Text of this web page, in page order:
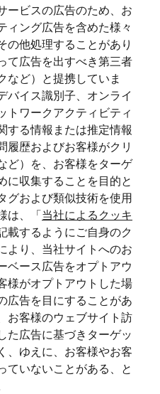
ービスの広告のため、お
ィング広告を含めた様々
の他処理することがあり
て広告を出すべき第三者
など）と提携していま
バイス識別子、オンライ
トワークアクティビティ
する情報または推定情報
履歴およびお客様がクリ
ど）を、お客様をターゲ
に収集することを目的と
グおよび類似技術を使用
は、「当社によるクッキ
載するようにご自身のク
より、当社サイトへのお
ベース広告をオプトアウ
様がオプトアウトした場
広告を目にすることがあ
お客様のウェブサイト訪
た広告に基づきターゲッ
、ゆえに、お客様やお客
ていないことがある、と